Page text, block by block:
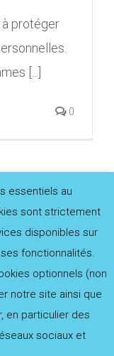
protéger
[...]
0
par Nanotech
|
Clients
du site|
|
essentiels au
sont strictement
disponibles sur
fonctionnalités.
optionnels (non
notre site ainsi que
en particulier des
sociaux et